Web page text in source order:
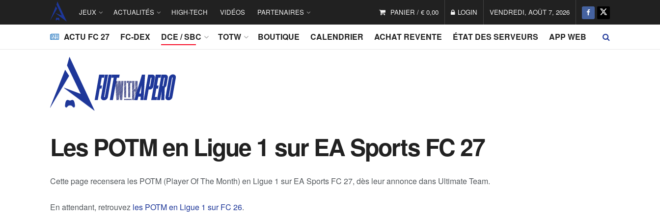
JEUX ACTUALITÉS HIGH-TECH VIDÉOS PARTENAIRES PANIER / € 0,00 LOGIN VENDREDI, AOÛT 7, 2026
ACTU FC 27 FC-DEX DCE / SBC TOTW BOUTIQUE CALENDRIER ACHAT REVENTE ÉTAT DES SERVEURS APP WEB
Les POTM en Ligue 1 sur EA Sports FC 27
Cette page recensera les POTM (Player Of The Month) en Ligue 1 sur EA Sports FC 27, dès leur annonce dans Ultimate Team.
En attendant, retrouvez les POTM en Ligue 1 sur FC 26.